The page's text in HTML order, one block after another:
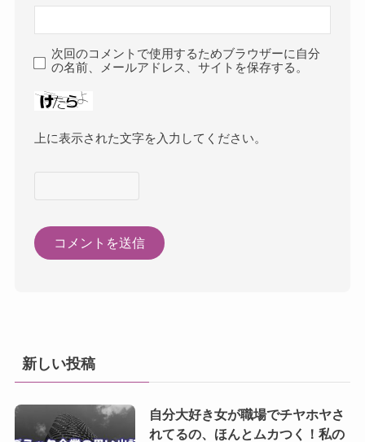
次回のコメントで使用するためブラウザーに自分
の名前、メールアドレス、サイトを保存する。
上に表示された文字を入力してください。
新しい投稿
自分大好き女が職場でチヤホヤさ
れてるの、ほんとムカつく！私の